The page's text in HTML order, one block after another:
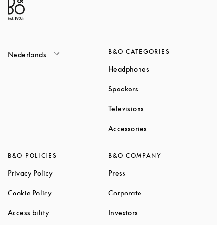
Nederlands B&O CATEGORIES
Headphones
Speakers
Televisions
Accessories
B&O POLICIES
Privacy PolicyLink Opens in New Tab
Cookie PolicyLink Opens in New Tab
AccessibilityLink Opens in New Tab
B&O COMPANY
Press
Corporate
Investors